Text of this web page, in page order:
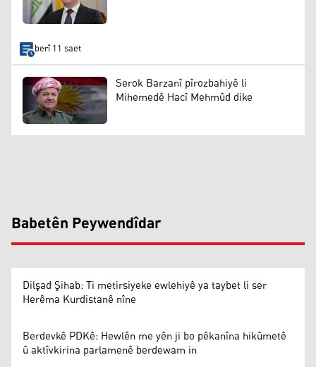
berî 11 saet
Serok Barzanî pîrozbahiyê li
Mihemedê Hacî Mehmûd dike
Babetên Peywendîdar
Dilşad Şihab: Ti metirsiyeke ewlehiyê ya taybet li ser
Herêma Kurdistanê nîne
Berdevkê PDKê: Hewlên me yên ji bo pêkanîna hikûmetê
û aktîvkirina parlamenê berdewam in